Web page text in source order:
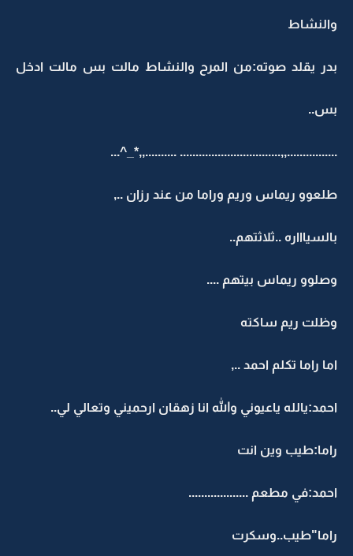
والنشاط
بدر يقلد صوته:من المرح والنشاط مالت بس مالت ادخل
بس..
................,,................................
..........,,*_^...
طلعوو ريماس وريم وراما من عند رزان ..,
بالسياااره ..ثلاثتهم..
وصلوو ريماس بيتهم ....
وظلت ريم ساكته
اما راما تكلم احمد ..,
احمد:يالله ياعيوني والله انا زهقان ارحميني وتعالي لي..
راما:طيب وين انت
احمد:في مطعم ...................
راما"طيب..وسكرت